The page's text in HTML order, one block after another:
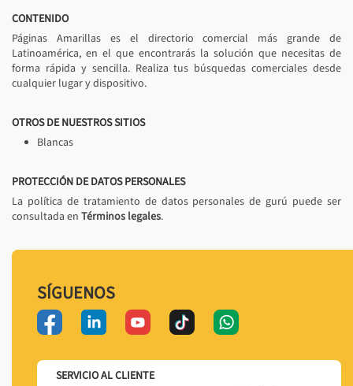
CONTENIDO
Páginas Amarillas es el directorio comercial más grande de
Latinoamérica, en el que encontrarás la solución que necesitas de
forma rápida y sencilla. Realiza tus búsquedas comerciales desde
cualquier lugar y dispositivo.
OTROS DE NUESTROS SITIOS
Blancas
PROTECCIÓN DE DATOS PERSONALES
La política de tratamiento de datos personales de gurú puede ser
consultada en Términos legales.
SÍGUENOS
SERVICIO AL CLIENTE